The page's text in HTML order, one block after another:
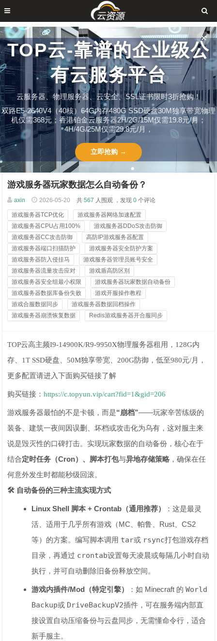
TOP云-靠谱的企业级公
有云服务平台
云服务器、物理服务器、云安全、SSL证书限时3折抢购！
双路E5-2640V4（40核）64G内存480G SSD硬盘30M独享带宽物理
机仅需368元；香港铂金云服务器2H/2G/15M仅需19.8元/月；
4H/4G/25M仅需29.8元/月，
立即抢购 →
✕
游戏服务器玩家数据怎么自动备份？
axin 2026-05-20 共 567 人围观 ，发现 0 个评论
游戏服务器TCP优化
游戏服务器网络加速配置
游戏服务器CPU占用100%
游戏服务器DDoS攻击防御
游戏服务器CC攻击防御
高防IP游戏服务器配置
游戏服务器端口扫描防护
游戏服务器安全防护方案
游戏服务器防入侵挂马
游戏服务器管理员账号安全
游戏服务器流量攻击应对
游戏盾高防区别
游戏服务器安全组最小权限
游戏服务器玩家数据自动备份
游戏服务器数据库备份失败
游戏开服操作教程
游戏合服数据同步
游戏服务器数据回档操作
游戏服务器崩溃恢复数据
Redis游戏服务器开合服同步
TOP云高主频I9-14900K/R9-9950X物理服务器租用，128G内
存、1T SSD硬盘、50M独享带宽、200G防御，低至980元/月，
更多配置请进入下面购买链接了解
购买链接：https://c.topyun.vip/cart?fid=1&gid=206
游戏服务器最怕的不是卡顿，而是“崩档”——玩家辛苦练级的
装备、建筑一夜间因误删、坏档或攻击化为乌有，这对服主来
说是毁灭性的口碑打击。实现玩家数据的自动备份，核心在于
结合定时任务（Cron）、脚本打包与异地存储策略 ，确保在任
何意外发生时都能秒级回滚。
🛠️ 自动备份的三种主流实现方式
Linux Shell 脚本 + Crontab（通用推荐）
：这是最灵
活、适用于几乎所有游戏（MC、帕鲁、Rust、CS2
等）的方案。编写脚本调用 tar或 rsync打包游戏存档
目录，再通过 crontab设置每天凌晨或每隔几小时自动
执行，并可自动删除旧备份释放空间。
游戏内插件/Mod（特定引擎） ：如 Minecraft 的World
Backup或 DriveBackupV2插件，可在服务端内部直
接设置自动压缩备份与云盘同步，无需懂命令行，适合
新手服主。